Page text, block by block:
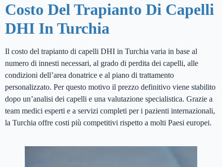
Costo Del Trapianto Di Capelli
DHI In Turchia
Il costo del trapianto di capelli DHI in Turchia varia in base al
numero di innesti necessari, al grado di perdita dei capelli, alle
condizioni dell’area donatrice e al piano di trattamento
personalizzato. Per questo motivo il prezzo definitivo viene stabilito
dopo un’analisi dei capelli e una valutazione specialistica. Grazie a
team medici esperti e a servizi completi per i pazienti internazionali,
la Turchia offre costi più competitivi rispetto a molti Paesi europei.